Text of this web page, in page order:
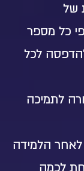
של
כל מספר
לכל
לתמיכה
לאחר הלמידה
לכמה